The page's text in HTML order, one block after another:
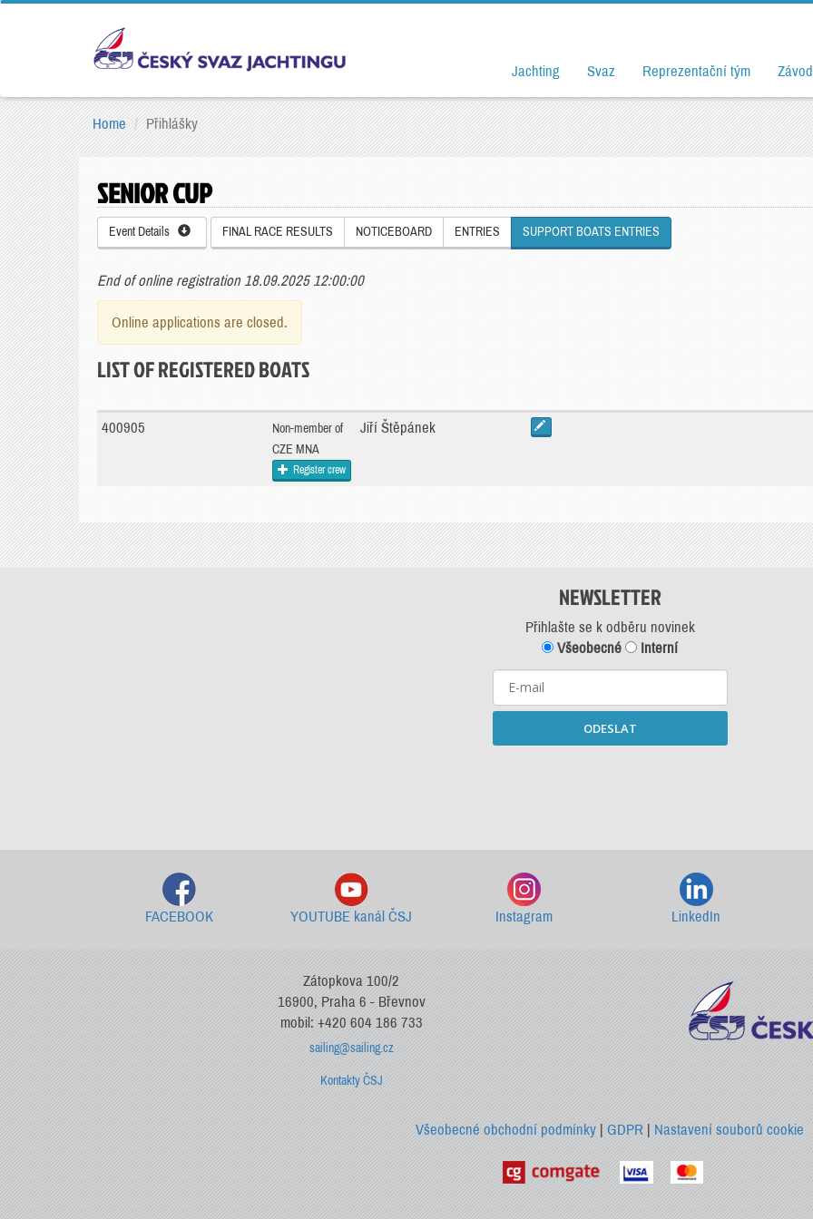
Jachting Svaz Reprezentační tým
Home Přihlášky
SENIOR CUP
Event Details FINAL RACE RESULTS NOTICEBOARD ENTRIES SUPPORT BOATS ENTRIES
End of online registration 18.09.2025 12:00:00
Online applications are closed.
LIST OF REGISTERED BOATS
400905
Non-member of
CZE MNA
Register crew
Jiří Štěpánek
NEWSLETTER
Přihlašte se k odběru novinek
Všeobecné
Interní
ODESLAT
FACEBOOK YOUTUBE kanál ČSJ Instagram LinkedIn
Zátopkova 100/2
16900, Praha 6 - Břevnov
mobil: +420 604 186 733
sailing@sailing.cz
Kontakty ČSJ
Všeobecné obchodní podmínky | GDPR|Nastavení souborů cookie